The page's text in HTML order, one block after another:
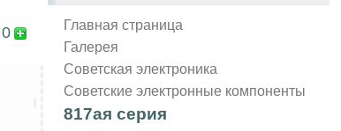
Главная страница
Галерея
Советская электроника
Советские электронные компоненты
817ая серия
0